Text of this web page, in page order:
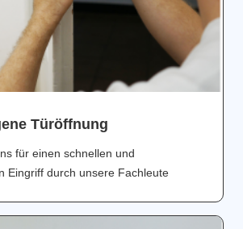
Türöffnung
für einen schnellen und
Eingriff durch unsere Fachleute